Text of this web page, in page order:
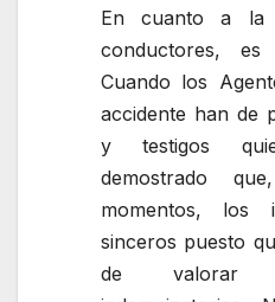
En cuanto a la
conductores,
Cuando los
accidente han de
y testigos
demostrado
momentos, los
sinceros puesto
de valorar